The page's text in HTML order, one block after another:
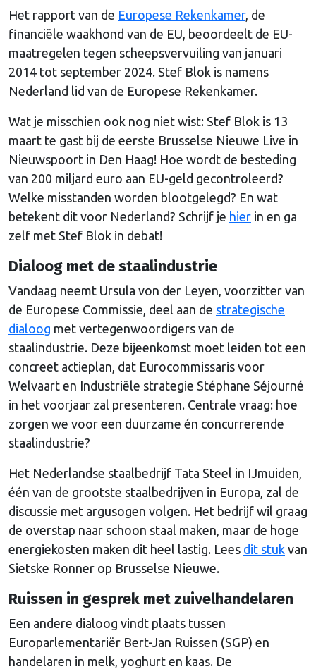
Het rapport van de Europese Rekenkamer, de
financiële waakhond van de EU, beoordeelt de EU-
maatregelen tegen scheepsvervuiling van januari
2014 tot september 2024. Stef Blok is namens
Nederland lid van de Europese Rekenkamer.
Wat je misschien ook nog niet wist: Stef Blok is 13
maart te gast bij de eerste Brusselse Nieuwe Live in
Nieuwspoort in Den Haag! Hoe wordt de besteding
van 200 miljard euro aan EU-geld gecontroleerd?
Welke misstanden worden blootgelegd? En wat
betekent dit voor Nederland? Schrijf je hier in en ga
zelf met Stef Blok in debat!
Dialoog met de staalindustrie
Vandaag neemt Ursula von der Leyen, voorzitter van
de Europese Commissie, deel aan de strategische
dialoog met vertegenwoordigers van de
staalindustrie. Deze bijeenkomst moet leiden tot een
concreet actieplan, dat Eurocommissaris voor
Welvaart en Industriële strategie Stéphane Séjourné
in het voorjaar zal presenteren. Centrale vraag: hoe
zorgen we voor een duurzame én concurrerende
staalindustrie?
Het Nederlandse staalbedrijf Tata Steel in IJmuiden,
één van de grootste staalbedrijven in Europa, zal de
discussie met argusogen volgen. Het bedrijf wil graag
de overstap naar schoon staal maken, maar de hoge
energiekosten maken dit heel lastig. Lees dit stuk van
Sietske Ronner op Brusselse Nieuwe.
Ruissen in gesprek met zuivelhandelaren
Een andere dialoog vindt plaats tussen
Europarlementariër Bert-Jan Ruissen (SGP) en
handelaren in melk, yoghurt en kaas. De